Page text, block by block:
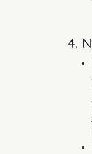
4.